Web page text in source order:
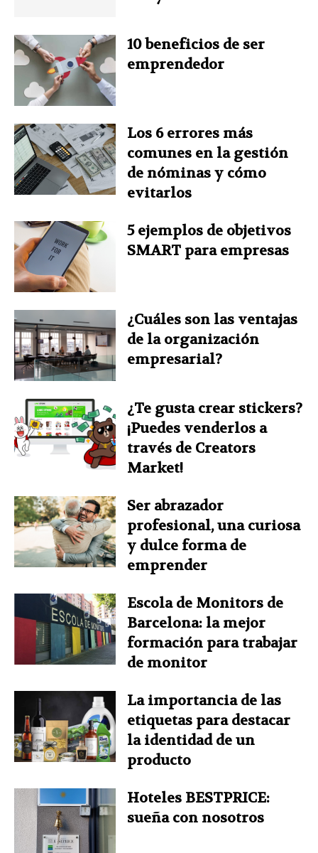
s
t
n
p
10 beneficios de ser
emprendedor
Los 6 errores más
comunes en la gestión
de nóminas y cómo
evitarlos
5 ejemplos de objetivos
SMART para empresas
¿Cuáles son las ventajas
de la organización
empresarial?
¿Te gusta crear stickers?
¡Puedes venderlos a
través de Creators
Market!
Ser abrazador
profesional, una curiosa
y dulce forma de
emprender
Escola de Monitors de
Barcelona: la mejor
formación para trabajar
de monitor
La importancia de las
etiquetas para destacar
la identidad de un
producto
Hoteles BESTPRICE:
sueña con nosotros